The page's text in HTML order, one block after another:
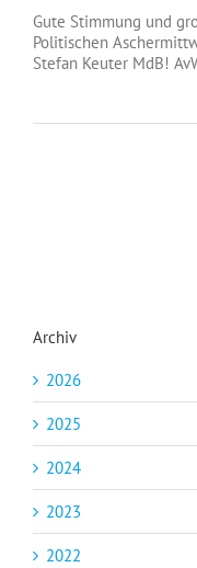
Gute Stimmung und
Politischen
Stefan Keuter MdB!
Archiv
2026
2025
2024
2023
2022